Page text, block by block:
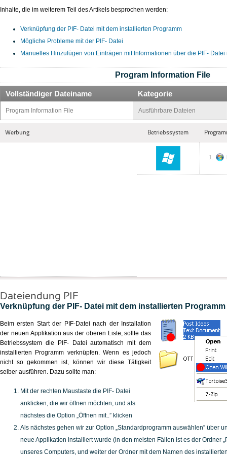
Inhalte, die im weiterem Teil des Artikels besprochen werden:
Verknüpfung der PIF- Datei mit dem installierten Programm
Mögliche Probleme mit der PIF- Datei
Manuelles Hinzufügen von Einträgen mit Informationen über die PIF-
Program Information File
Vollständiger Dateiname Kategorie
Program Information File Ausführbare Dateien
Werbung Betriebssystem
Dateiendung PIF
Verknüpfung der PIF- Datei mit dem installierten Programm
Beim ersten Start der PIF-Datei nach der Installation
der neuen Applikation aus der oberen Liste, sollte das
Betriebssystem die PIF- Datei automatisch mit dem
installierten Programm verknüpfen. Wenn es jedoch
nicht so gekommen ist, können wir diese Tätigkeit
selber ausführen. Dazu sollte man:
Mit der rechten Maustaste die PIF- Datei
anklicken, die wir öffnen möchten, und als
nächstes die Option „Öffnen mit..” klicken
Als nächstes gehen wir zur Option „Standardprogramm auswählen” über
neue Applikation installiert wurde (in den meisten Fällen ist es der Ordner
unseres Computers, und weiter der Ordner mit dem Namen des